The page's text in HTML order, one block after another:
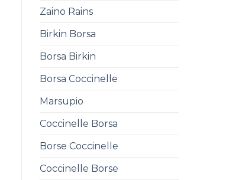
Zaino Rains
Birkin Borsa
Borsa Birkin
Borsa Coccinelle
Marsupio
Coccinelle Borsa
Borse Coccinelle
Coccinelle Borse